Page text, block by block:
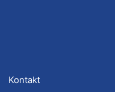
Kontakt